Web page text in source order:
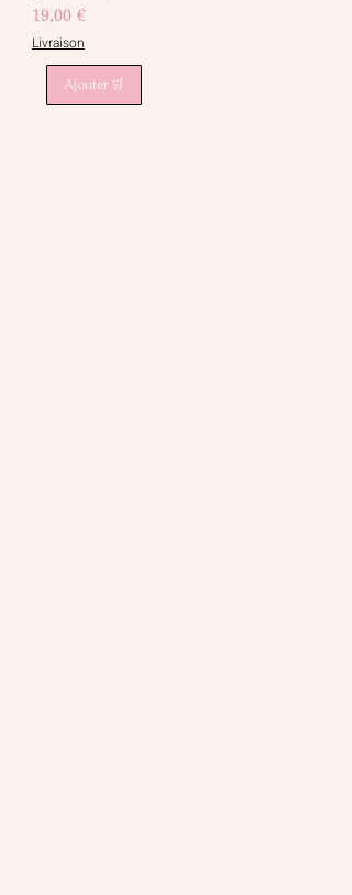
Prix
19,00 €
Livraison
Ajouter 🛒